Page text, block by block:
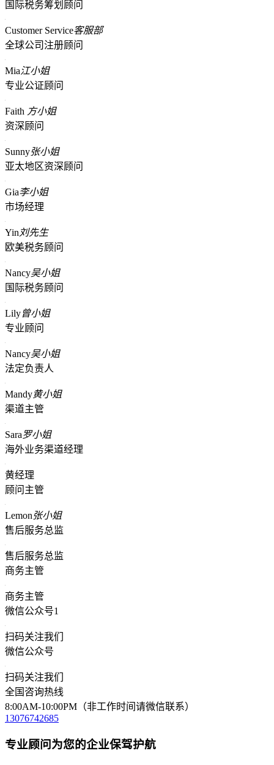
国际税务筹划顾问
Customer Service客服部
全球公司注册顾问
Mia江小姐
专业公证顾问
Faith 方小姐
资深顾问
Sunny张小姐
亚太地区资深顾问
Gia李小姐
市场经理
Yin 刘先生
欧美税务顾问
Nancy吴小姐
国际税务顾问
Lily曾小姐
专业顾问
Nancy吴小姐
法定负责人
Mandy黄小姐
渠道主管
Sara罗小姐
海外业务渠道经理
黄经理
顾问主管
Lemon张小姐
售后服务总监
售后服务总监
商务主管
商务主管
微信公众号1
扫码关注我们
微信公众号
扫码关注我们
全国咨询热线
8:00AM-10:00PM（非工作时间请微信联系）
13076742685
专业顾问为您的企业保驾护航